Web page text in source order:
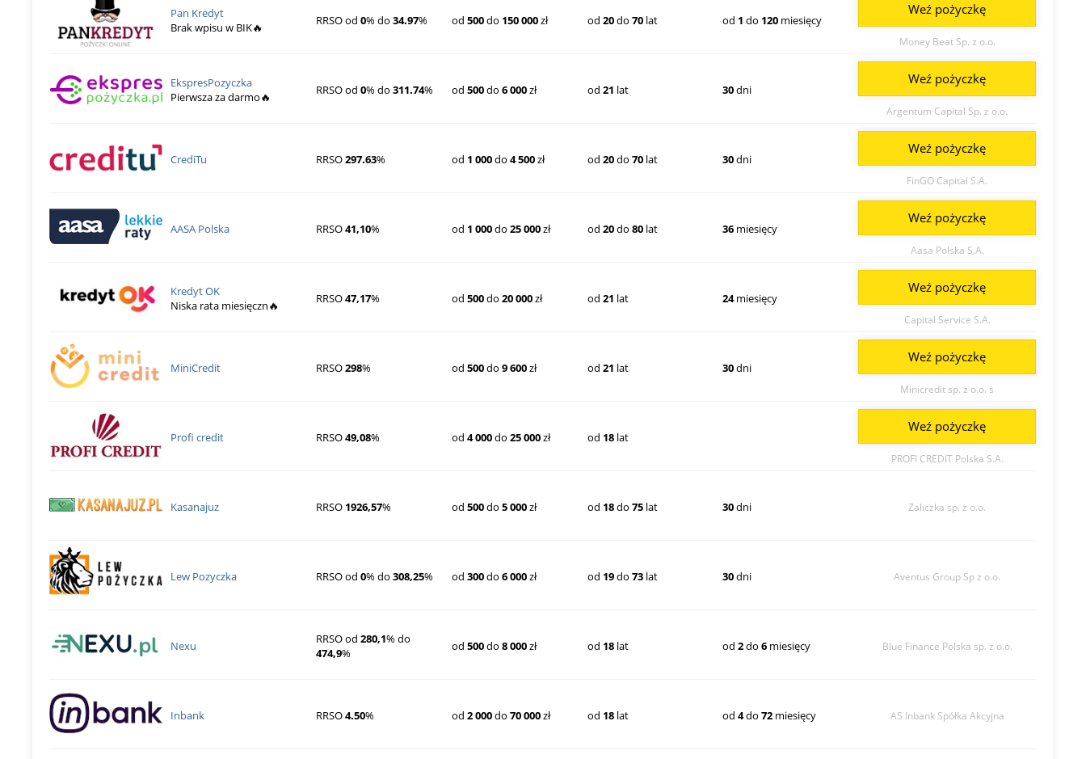
Pan Kredyt
Brak wpisu w BIK🔥
RRSO od0% do34.97% od500do 150 000zł od 20do 70lat od 1 do 120 miesięcy
Money Beat Sp. z o.o.
Weź pożyczkę
EkspresPozyczka
Pierwsza za darmo🔥
RRSO od0% do311.74% od500do6 000zł od 21 lat 30dni
Argentum Capital Sp. z o.o.
Weź pożyczkę
CrediTu RRSO297.63% od 1 000do4 500zł od 20do 70lat 30dni
FinGO Capital S.A.
Weź pożyczkę
AASA Polska RRSO41,10% od 1 000do25 000zł od 20do 80lat 36 miesięcy
Aasa Polska S.A.
Weź pożyczkę
Kredyt OK
Niska rata miesięczn🔥
RRSO47,17% od500do20 000zł od 21 lat 24miesięcy
Capital Service S.A.
Weź pożyczkę
MiniCredit RRSO298% od500do9 600zł od 21 lat 30dni
Minicredit sp. z o.o. s
Weź pożyczkę
Profi credit RRSO49,08% od4 000do25 000zł od 18lat
PROFI CREDIT Polska S.A.
Weź pożyczkę
Kasanajuz RRSO 1926,57% od500do5 000zł od 18do 75lat 30dni Zaliczka sp. z o.o.
Lew Pozyczka RRSO od0% do308,25% od300do6 000zł od 19do 73lat 30dni Aventus Group Sp z o.o.
Nexu RRSO od280,1% do
474,9% od500do8 000zł od 18lat od2do6 miesięcy Blue Finance Polska sp. z o.o.
Inbank RRSO4.50% od2 000do70 000zł od 18lat od4do72 miesięcy AS Inbank Spółka Akcyjna